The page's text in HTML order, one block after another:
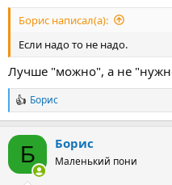
Борис написал(а):
Если надо то не надо.
Лучше "можно", а не
Р
е
и
Борис
Б Борис
Маленький пони